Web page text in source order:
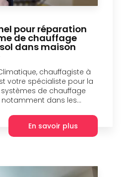
pour réparation
de chauffage
dans maison
chauffagiste à
votre spécialiste pour la
de chauffage
dans les...
En savoir plus